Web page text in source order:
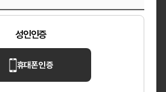
성인인증
휴대폰 인증